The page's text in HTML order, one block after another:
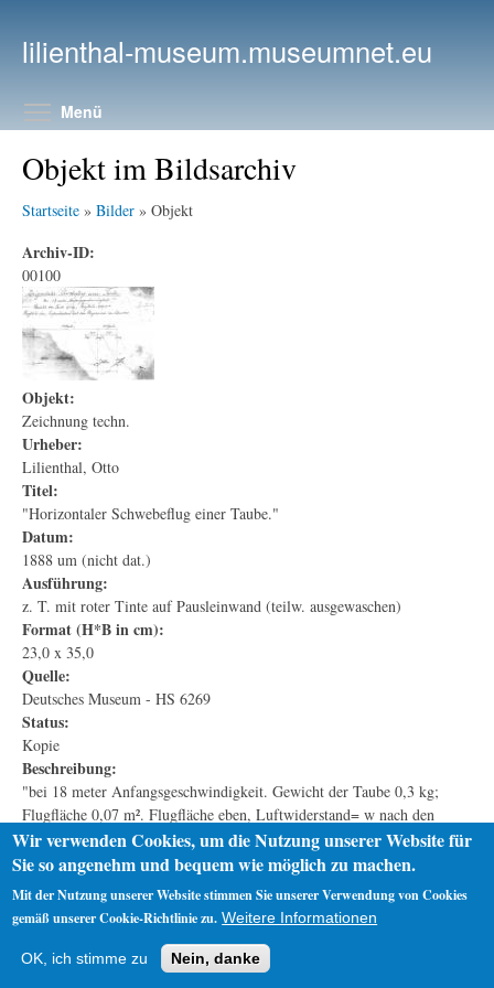
lilienthal-museum.museumnet.eu
Menü
Objekt im Bildsarchiv
Startseite » Bilder » Objekt
Archiv-ID:
00100
Objekt:
Zeichnung techn.
Urheber:
Lilienthal, Otto
Titel:
"Horizontaler Schwebeflug einer Taube."
Datum:
1888 um (nicht dat.)
Ausführung:
z. T. mit roter Tinte auf Pausleinwand (teilw. ausgewaschen)
Format (H*B in cm):
23,0 x 35,0
Quelle:
Deutsches Museum - HS 6269
Status:
Kopie
Beschreibung:
"bei 18 meter Anfangsgeschwindigkeit. Gewicht der Taube 0,3 kg;
Flugfläche 0,07 m². Flugfläche eben, Luftwiderstand= w nach den
Diagrammen von Lilienthal."
Beschriftung und Auswertung möglicherweise von unbekanntem Helfer,
Impressum
Wir verwenden Cookies, um die Nutzung unserer Website für
Sie so angenehm und bequem wie möglich zu machen.
Mit der Nutzung unserer Website stimmen Sie unserer Verwendung von Cookies
gemäß unserer Cookie-Richtlinie zu. Weitere Informationen
OK, ich stimme zu Nein, danke